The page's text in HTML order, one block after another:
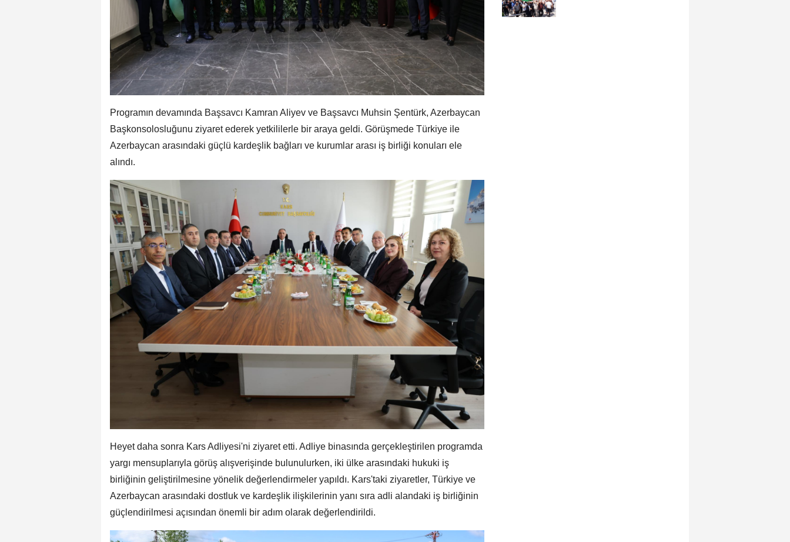
Programın devamında Başsavcı Kamran Aliyev ve Başsavcı Muhsin Şentürk, Azerbaycan
Başkonsolosluğunu ziyaret ederek yetkililerle bir araya geldi. Görüşmede Türkiye ile
Azerbaycan arasındaki güçlü kardeşlik bağları ve kurumlar arası iş birliği konuları ele
alındı.
Heyet daha sonra Kars Adliyesi'ni ziyaret etti. Adliye binasında gerçekleştirilen programda
yargı mensuplarıyla görüş alışverişinde bulunulurken, iki ülke arasındaki hukuki iş
birliğinin geliştirilmesine yönelik değerlendirmeler yapıldı. Kars'taki ziyaretler, Türkiye ve
Azerbaycan arasındaki dostluk ve kardeşlik ilişkilerinin yanı sıra adli alandaki iş birliğinin
güçlendirilmesi açısından önemli bir adım olarak değerlendirildi.